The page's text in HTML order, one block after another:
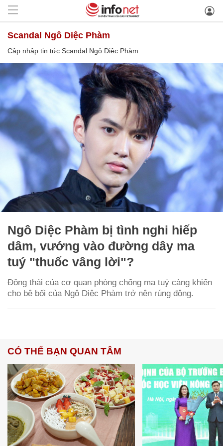
Scandal Ngô Diệc Phàm
Cập nhập tin tức Scandal Ngô Diệc Phàm
Ngô Diệc Phàm bị tình nghi hiếp
dâm, vướng vào đường dây ma
tuý "thuốc vâng lời"?
Động thái của cơ quan phòng chống ma tuý càng khiến
cho bê bối của Ngô Diệc Phàm trở nên rúng động.
CÓ THỂ BẠN QUAN TÂM